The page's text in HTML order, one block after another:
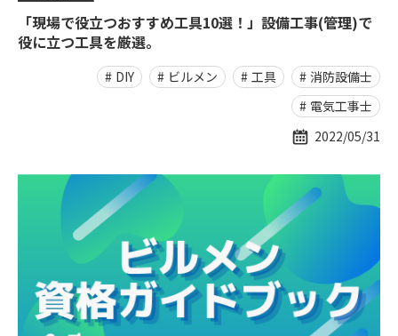
「現場で役立つおすすめ工具10選！」設備工事(管理)で
役に立つ工具を厳選。
DIY ビルメン 工具
消防設備士
電気工事士
2022/05/31